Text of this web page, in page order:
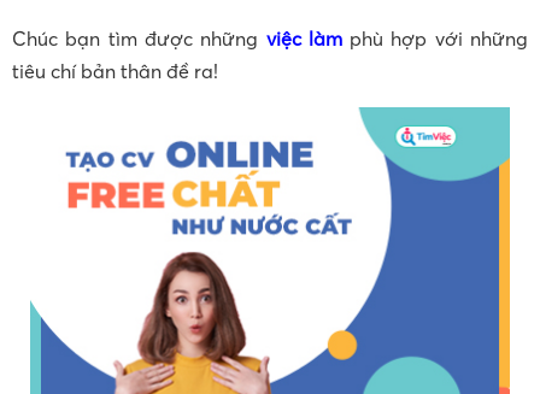
Chúc bạn tìm được những việc làmphù hợp với những
tiêu chí bản thân đề ra!